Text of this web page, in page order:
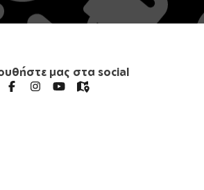
μας στα social